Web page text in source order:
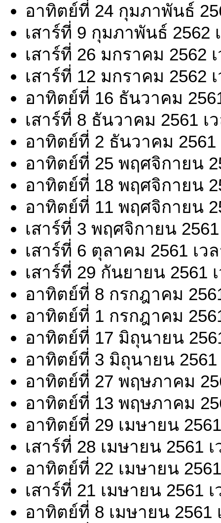
อาทิตย์ที่ 24 กุมภาพันธ์
เสาร์ที่ 9 กุมภาพันธ์ 2562
เสาร์ที่ 26 มกราคม 2562
เสาร์ที่ 12 มกราคม 2562
อาทิตย์ที่ 16 ธันวาคม
เสาร์ที่ 8 ธันวาคม 2561 เ
อาทิตย์ที่ 2 ธันวาคม 2561
อาทิตย์ที่ 25 พฤศจิกายน
อาทิตย์ที่ 18 พฤศจิกายน
อาทิตย์ที่ 11 พฤศจิกายน
เสาร์ที่ 3 พฤศจิกายน
เสาร์ที่ 6 ตุลาคม 2561 เว
เสาร์ที่ 29 กันยายน 2561
อาทิตย์ที่ 8 กรกฎาคม
อาทิตย์ที่ 1 กรกฎาคม
อาทิตย์ที่ 17 มิถุนายน
อาทิตย์ที่ 3 มิถุนายน 2561
อาทิตย์ที่ 27 พฤษภาคม
อาทิตย์ที่ 13 พฤษภาคม
อาทิตย์ที่ 29 เมษายน
เสาร์ที่ 28 เมษายน 2561
อาทิตย์ที่ 22 เมษายน
เสาร์ที่ 21 เมษายน 2561
อาทิตย์ที่ 8 เมษายน 2561